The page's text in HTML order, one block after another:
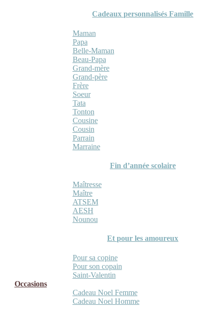
Cadeaux personnalisés Famille
Maman
Papa
Belle-Maman
Beau-Papa
Grand-mère
Grand-père
Frère
Soeur
Tata
Tonton
Cousine
Cousin
Parrain
Marraine
Fin d’année scolaire
Maîtresse
Maître
ATSEM
AESH
Nounou
Et pour les amoureux
Pour sa copine
Pour son copain
Saint-Valentin
Occasions
Cadeau Noel Femme
Cadeau Noel Homme